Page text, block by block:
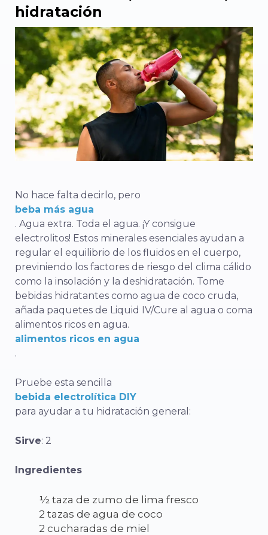
hidratación
No hace falta decirlo, pero
beba más agua
. Agua extra. Toda el agua. ¡Y consigue
electrolitos! Estos minerales esenciales ayudan a
regular el equilibrio de los fluidos en el cuerpo,
previniendo los factores de riesgo del clima cálido
como la insolación y la deshidratación. Tome
bebidas hidratantes como agua de coco cruda,
añada paquetes de Liquid IV/Cure al agua o coma
alimentos ricos en agua.
alimentos ricos en agua
.
Pruebe esta sencilla
bebida electrolítica DIY
para ayudar a tu hidratación general:
Sirve: 2
Ingredientes
½ taza de zumo de lima fresco
2 tazas de agua de coco
2 cucharadas de miel